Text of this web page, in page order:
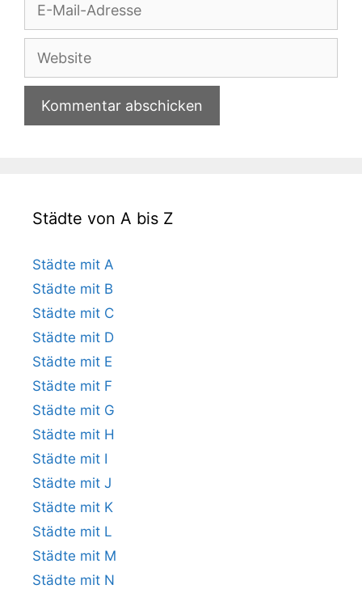
Adresse
Website
Städte von A bis Z
Städte mit A
Städte mit B
Städte mit C
Städte mit D
Städte mit E
Städte mit F
Städte mit G
Städte mit H
Städte mit I
Städte mit J
Städte mit K
Städte mit L
Städte mit M
Städte mit N